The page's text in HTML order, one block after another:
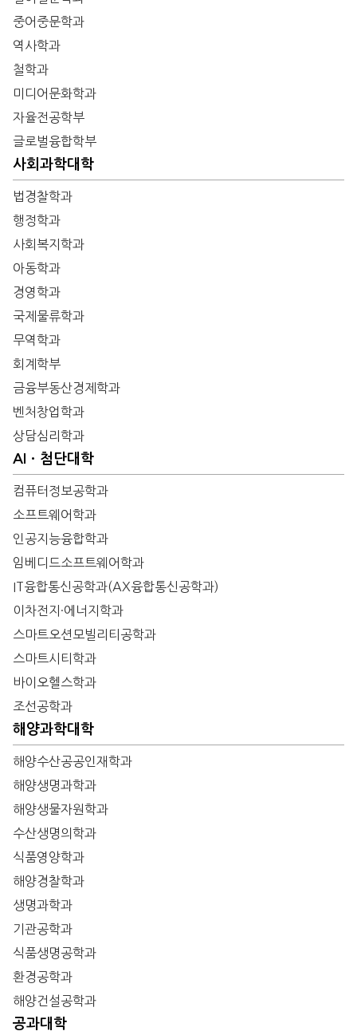
중어중문학과
역사학과
철학과
미디어문화학과
자율전공학부
글로벌융합학부
사회과학대학
법경찰학과
행정학과
사회복지학과
아동학과
경영학과
국제물류학과
무역학과
회계학부
금융부동산경제학과
벤처창업학과
상담심리학과
AIㆍ첨단대학
컴퓨터정보공학과
소프트웨어학과
인공지능융합학과
임베디드소프트웨어학과
IT융합통신공학과(AX융합통신공학과)
이차전지·에너지학과
스마트오션모빌리티공학과
스마트시티학과
바이오헬스학과
조선공학과
해양과학대학
해양수산공공인재학과
해양생명과학과
해양생물자원학과
수산생명의학과
식품영양학과
해양경찰학과
생명과학과
기관공학과
식품생명공학과
환경공학과
해양건설공학과
공과대학